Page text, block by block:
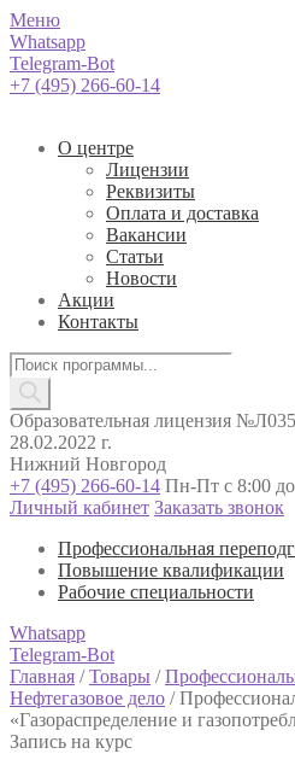
Меню
Whatsapp
Telegram-Bot
+7 (495) 266-60-14
О центре
Лицензии
Реквизиты
Оплата и доставка
Вакансии
Статьи
Новости
Акции
Контакты
Поиск
товаров
Образовательная лицензия
28.02.2022 г.
Нижний Новгород
+7 (495) 266-60-14 Пн-Пт с 8:00
Личный кабинет Заказать звонок
Профессиональная
Повышение квалификации
Рабочие специальности
Whatsapp
Telegram-Bot
Главная /Товары /
Нефтегазовое дело /
«Газораспределение и
Запись на курс